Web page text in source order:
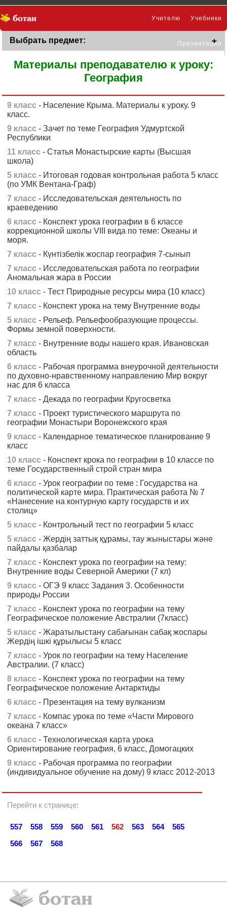
Учебники
Учителю
Презентации
Выбрать предмет:
Материалы преподавателю к уроку:
География
9 класс - Население Крыма. Материалы к уроку. 9
класс.
9 класс - Зачет по теме География Удмуртской
Республики
11 класс - Статья Монастырские карты (Высшая
школа)
5 класс - Итоговая годовая контрольная работа 5 класс
(по УМК Вентана-Граф)
7 класс - Исследовательская деятельность по
краеведению
6 класс - Конспект урока географии в 6 классе
коррекционной школы VIII вида по теме: Океаны и
моря.
7 класс - Күнтізбелік жоспар география 7-сынып
7 класс - Исследовательская работа по географии
Аномальная жара в России
10 класс - Тест Природные ресурсы мира (10 класс)
7 класс - Конспект урока на тему Внутренние воды
5 класс - Рельеф. Рельефообразующие процессы.
Формы земной поверхности.
7 класс - Внутренние воды нашего края. Ивановская
область
6 класс - Рабочая программа внеурочной деятельности
по духовно-нравственному направлению Мир вокруг
нас для 6 класса
7 класс - Декада по географии Кругосветка
7 класс - Проект туристического маршрута по
географии Монастыри Воронежского края
9 класс - Календарное тематическое планирование 9
класс
10 класс - Конспект крока по географии в 10 классе по
теме Государственный строй стран мира
6 класс - Урок географии по теме : Государства на
политической карте мира. Практическая работа № 7
«Нанесение на контурную карту государств и их
столиц»
5 класс - Контрольный тест по географии 5 класс
5 класс - Жердің заттық құрамы, тау жыныстары және
пайдалы қазбалар
7 класс - Конспект урока по географии на тему:
Внутренние воды Северной Америки (7 кл)
9 класс - ОГЭ 9 класс Задания 3. Особенности
природы России
7 класс - Конспект урока по географии на тему
Географическое положение Австралии (7класс)
5 класс - Жаратылыстану сабағынан сабақ жоспары
Жердің ішкі құрылысы 5 класс
7 класс - Урок по географии на тему Население
Австралии. (7 класс)
8 класс - Конспект урока по географии на тему
Географическое положение Антарктиды
6 класс - Презентация на тему вулканизм
7 класс - Компас урока по теме «Части Мирового
океана 7 класс»
6 класс - Технологическая карта урока
Ориентирование география, 6 класс, Домогацких
9 класс - Рабочая программа по географии
(индивидуальное обучение на дому) 9 класс 2012-2013
Перейти к странице:
557 558 559 560 561 562 563 564
565
566
567 568